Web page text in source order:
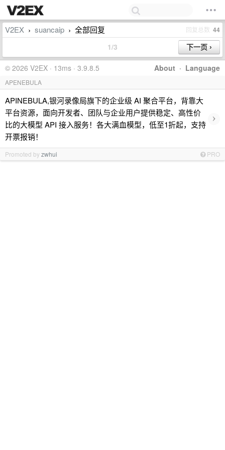
V2EX › suancaip › 全部回复 回复总数 44
1/3
About · Language
© 2026 V2EX · 13ms · 3.9.8.5
APENEBULA
APINEBULA,银河录像局旗下的企业级 AI 聚合平台，背靠大
平台资源，面向开发者、团队与企业用户提供稳定、高性价
比的大模型 API 接入服务！各大满血模型，低至1折起，支持
开票报销！
›
Promoted byzwhui PRO